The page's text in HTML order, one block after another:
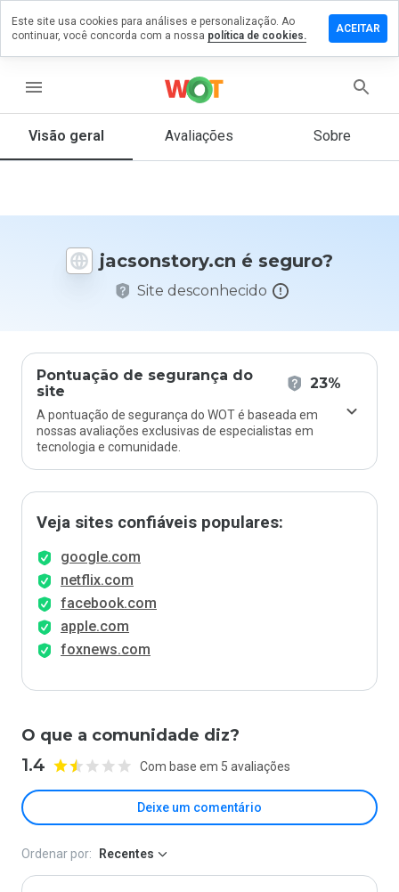
menu
Visão geral Avaliações Sobre
jacsonstory.cn é seguro?
Site desconhecido
Pontuação de segurança do
site
23%
A pontuação de segurança do WOT é baseada em
nossas avaliações exclusivas de especialistas em
tecnologia e comunidade.
Veja sites confiáveis populares:
google.com
netflix.com
facebook.com
apple.com
foxnews.com
O que a comunidade diz?
1.4 Com base em 5 avaliações
Deixe um comentário
um
que
Ordenar por: Recentes
Este site usa cookies para análises e personalização. Ao
continuar, você concorda com a nossa política de cookies.
ACEITAR